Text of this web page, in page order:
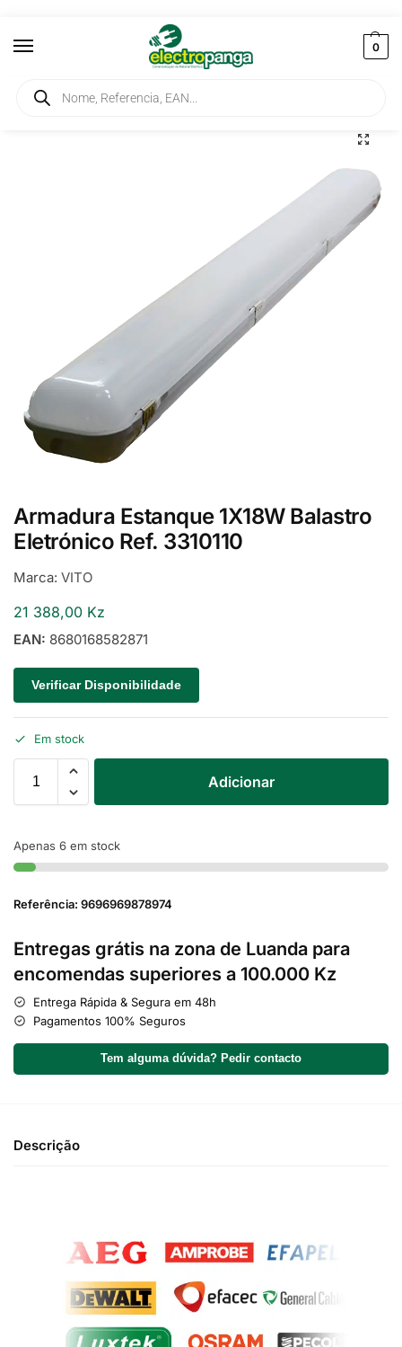
0
Início / Iluminação / Armaduras
Armadura Estanque 1X18W Balastro
Eletrónico Ref. 3310110
Marca: VITO
21 388,00 Kz
EAN: 8680168582871
Verificar Disponibilidade
Em stock
Adicionar
Apenas 6 em stock
Referência: 9696969878974
Entregas grátis na zona de Luanda para
encomendas superiores a 100.000 Kz
Entrega Rápida & Segura em 48h
Pagamentos 100% Seguros
Tem alguma dúvida? Pedir contacto
Descrição